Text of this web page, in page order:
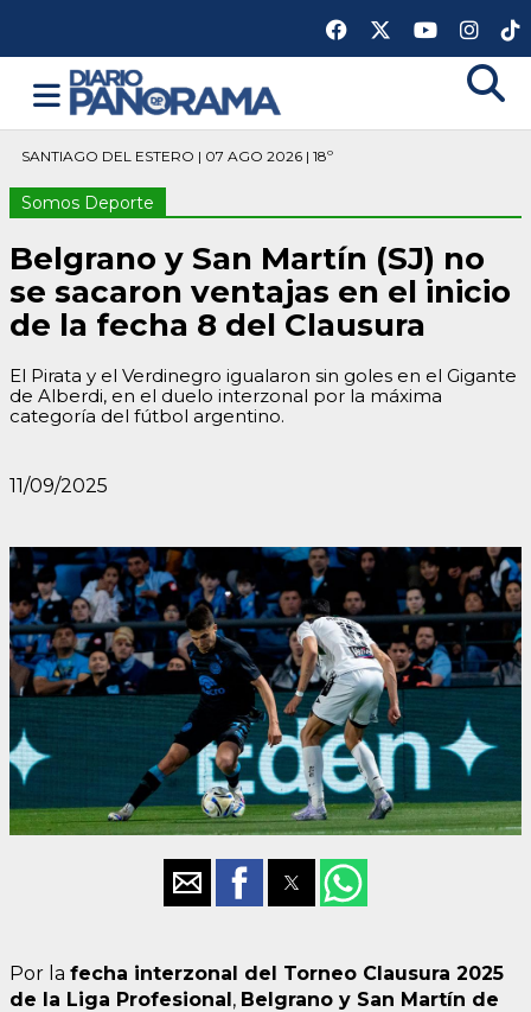
SANTIAGO DEL ESTERO | 07 AGO 2026 | 18º
Somos Deporte
Belgrano y San Martín (SJ) no
se sacaron ventajas en el inicio
de la fecha 8 del Clausura
El Pirata y el Verdinegro igualaron sin goles en el Gigante
de Alberdi, en el duelo interzonal por la máxima
categoría del fútbol argentino.
11/09/2025
Por la fecha interzonal del Torneo Clausura 2025
de la Liga Profesional, Belgrano y San Martín de